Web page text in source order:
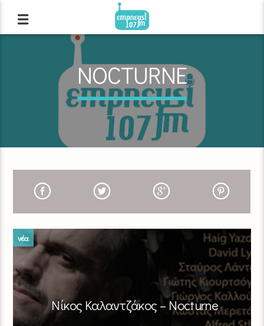
NOCTURNE
νέα
Νίκος Καλαντζάκος – Nocturne